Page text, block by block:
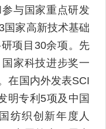
与国家重点研发
国家高新技术基础
项目30余项。先
家科技进步奖一
在国内外发表SCI
明专利5项及中国
纺织创新年度人